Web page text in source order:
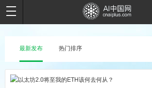
最新发布 热门排序